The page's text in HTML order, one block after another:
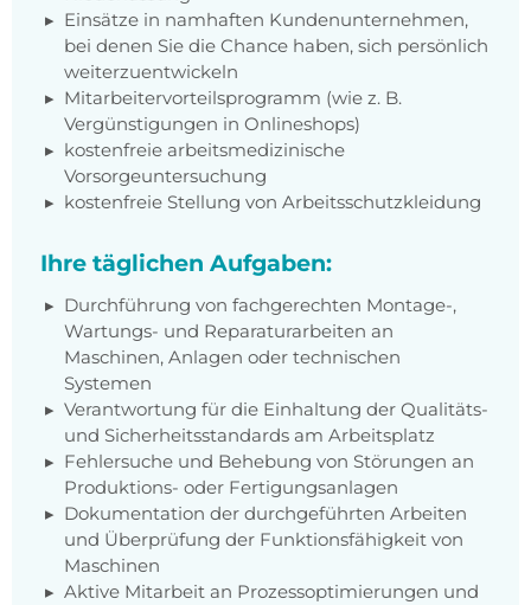
Einsätze in namhaften Kundenunternehmen,
bei denen Sie die Chance haben, sich persönlich
weiterzuentwickeln
Mitarbeitervorteilsprogramm (wie z. B.
Vergünstigungen in Onlineshops)
kostenfreie arbeitsmedizinische
Vorsorgeuntersuchung
kostenfreie Stellung von Arbeitsschutzkleidung
Ihre täglichen Aufgaben:
Durchführung von fachgerechten Montage-,
Wartungs- und Reparaturarbeiten an
Maschinen, Anlagen oder technischen
Systemen
Verantwortung für die Einhaltung der Qualitäts-
und Sicherheitsstandards am Arbeitsplatz
Fehlersuche und Behebung von Störungen an
Produktions- oder Fertigungsanlagen
Dokumentation der durchgeführten Arbeiten
und Überprüfung der Funktionsfähigkeit von
Maschinen
Aktive Mitarbeit an Prozessoptimierungen und